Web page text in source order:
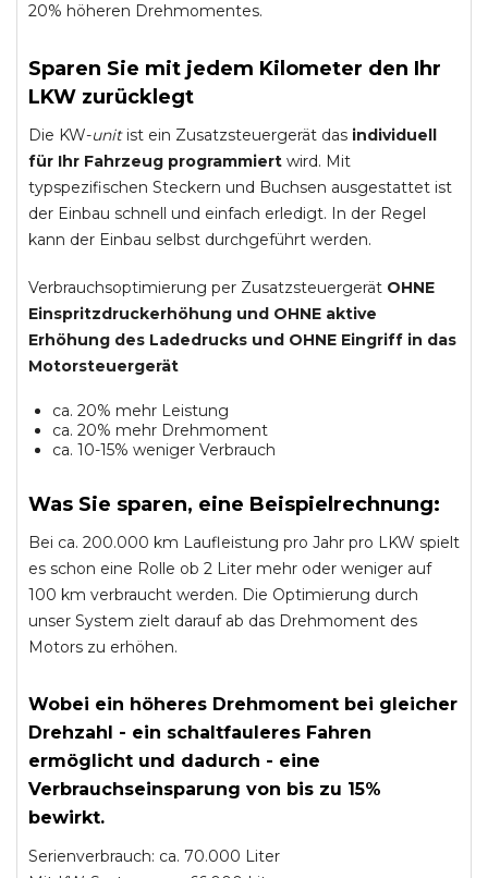
20% höheren Drehmomentes.
Sparen Sie mit jedem Kilometer den Ihr
LKW zurücklegt
Die KW-unitist ein Zusatzsteuergerät das individuell
für Ihr Fahrzeug programmiert wird. Mit
typspezifischen Steckern und Buchsen ausgestattet ist
der Einbau schnell und einfach erledigt. In der Regel
kann der Einbau selbst durchgeführt werden.
Verbrauchsoptimierung per Zusatzsteuergerät OHNE
Einspritzdruckerhöhung und OHNE aktive
Erhöhung des Ladedrucks und OHNE Eingriff in das
Motorsteuergerät
ca. 20% mehr Leistung
ca. 20% mehr Drehmoment
ca. 10-15% weniger Verbrauch
Was Sie sparen, eine Beispielrechnung:
Bei ca. 200.000 km Laufleistung pro Jahr pro LKW spielt
es schon eine Rolle ob 2 Liter mehr oder weniger auf
100 km verbraucht werden. Die Optimierung durch
unser System zielt darauf ab das Drehmoment des
Motors zu erhöhen.
Wobei ein höheres Drehmoment bei gleicher
Drehzahl - ein schaltfauleres Fahren
ermöglicht und dadurch - eine
Verbrauchseinsparung von bis zu 15%
bewirkt.
Serienverbrauch: ca. 70.000 Liter